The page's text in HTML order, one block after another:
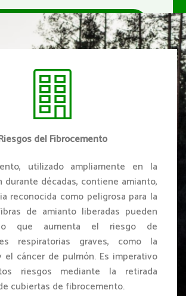
PARA LA RETIRADA DE CUBIERTAS DE
EN CASTRO URDIALES
del Fibrocemento
utilizado ampliamente en la
durante décadas, contiene amianto,
reconocida como peligrosa para la
de amianto liberadas pueden
lo que aumenta el riesgo de
respiratorias graves, como la
el cáncer de pulmón. Es imperativo
riesgos mediante la retirada
cubiertas de fibrocemento.